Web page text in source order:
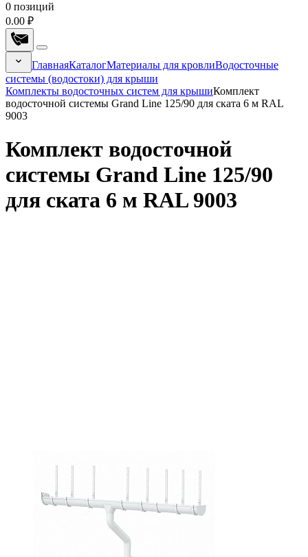
0 позиций
0.00 ₽
ГлавнаяКаталогМатериалы для кровлиВодосточные
системы (водостоки) для крыши
Комплекты водосточных систем для крышиКомплект
водосточной системы Grand Line 125/90 для ската 6 м RAL
9003
Комплект водосточной
системы Grand Line 125/90
для ската 6 м RAL 9003